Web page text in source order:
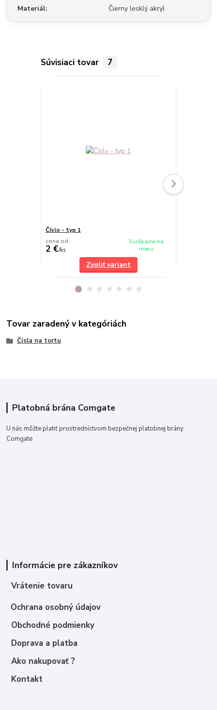
Materiál Čierny lesklý akryl
Súvisiaci tovar 7
Číslo - typ 1
cena od
2 €/ks
Vyrábame na
mieru
Zvoliť variant
Tovar zaradený v kategóriách
Čísla na tortu
Platobná brána Comgate
U nás môžte platiť prostredníctvom bezpečnej platobnej brány
Comgate
Informácie pre zákazníkov
Vrátenie tovaru
Ochrana osobný údajov
Obchodné podmienky
Doprava a platba
Ako nakupovať ?
Kontakt